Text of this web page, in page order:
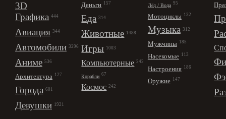
3D
Графика 444
Авиация 344
Автомобили 3296
Аниме 536
Архитектура 127
Города 601
Девушки 1921
Деньги 157
Еда 314
Животные 1488
Игры 1003
Компьютерные 242
Корабли 67
Космос 242
Лёд / Вода 95
Мотоциклы 132
Музыка 312
Мужчины 185
Насекомые 113
Настроения 186
Оружие 147